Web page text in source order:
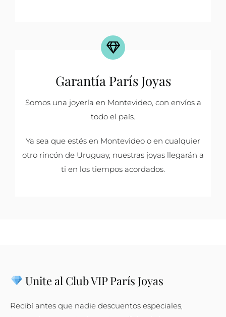
Garantía París Joyas
Somos una joyería en Montevideo, con envíos a
todo el país.
Ya sea que estés en Montevideo o en cualquier
otro rincón de Uruguay, nuestras joyas llegarán a
ti en los tiempos acordados.
Unite al Club VIP París Joyas
Recibí antes que nadie descuentos especiales,